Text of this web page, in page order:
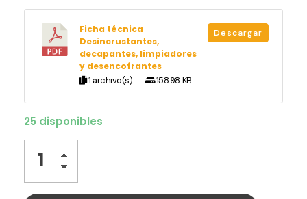
Ficha técnica
Desincrustantes,
decapantes, limpiadores
y desencofrantes
1 archivo(s)
158.98 KB
Descargar
25 disponibles